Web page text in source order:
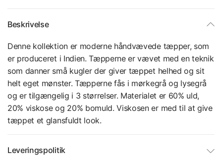
Beskrivelse
Denne kollektion er moderne håndvævede tæpper, som
er produceret i Indien. Tæpperne er vævet med en teknik
som danner små kugler der giver tæppet helhed og sit
helt eget mønster. Tæpperne fås i mørkegrå og lysegrå
og er tilgængelig i 3 størrelser. Materialet er 60% uld,
20% viskose og 20% bomuld. Viskosen er med til at give
tæppet et glansfuldt look.
Leveringspolitik